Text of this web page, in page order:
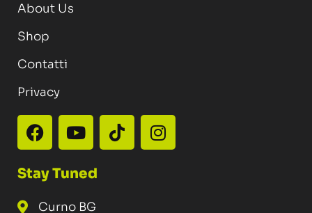
About Us
Shop
Contatti
Privacy
Stay Tuned
Curno BG